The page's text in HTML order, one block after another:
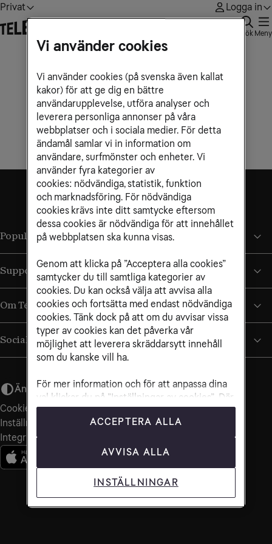
Privat Logga in
Sök Meny
Populära sidor
Support
Om Tele2
Sociala medier
Ändra utseende
Cookiepolicy
Inställningar för cookies
Integritets­policy
Vi använder cookies
Vi använder cookies (på svenska även kallat
kakor) för att ge dig en bättre
användarupplevelse, utföra analyser och
leverera personliga annonser på våra
webbplatser och i sociala medier. För detta
ändamål samlar vi in information om
användare, surfmönster och enheter. Vi
använder fyra kategorier av
cookies: nödvändiga, statistik, funktion
och marknadsföring. För nödvändiga
cookies krävs inte ditt samtycke eftersom
dessa cookies är nödvändiga för att innehållet
på webbplatsen ska kunna visas.
Genom att klicka på ”Acceptera alla cookies”
samtycker du till samtliga kategorier av
cookies. Du kan också välja att avvisa alla
cookies och fortsätta med endast nödvändiga
cookies. Tänk dock på att om du avvisar vissa
typer av cookies kan det påverka vår
möjlighet att leverera skräddarsytt innehåll
som du kanske vill ha.
För mer information och för att anpassa dina
val klickar du på ”Inställningar av cookies”. Där
kan du också närsomhelst återkalla ditt
samtycke. Mer information om cookies och
varför vi använder det finns i vår
ACCEPTERA ALLA
AVVISA ALLA
INSTÄLLNINGAR